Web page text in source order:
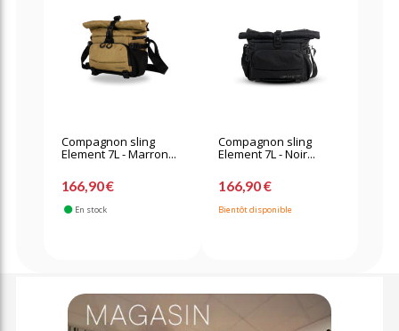
Compagnon sling
Element 7L - Marron...
166,90 €
En stock
Compagnon sling
Element 7L - Noir...
166,90 €
Bientôt disponible